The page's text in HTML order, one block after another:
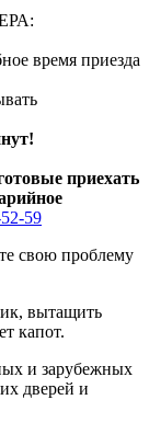
время приезда
приехать
59
свою проблему
вытащить
капот.
и зарубежных
дверей и